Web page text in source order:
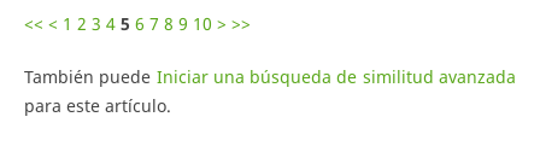
<< < 1 2 3 4 5 6 7 8 9 10 > >>
También puede Iniciar una búsqueda de similitud avanzada
para este artículo.